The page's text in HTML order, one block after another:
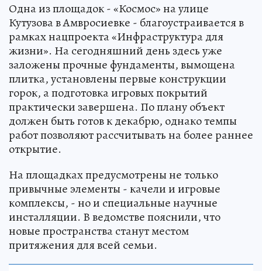
Одна из площадок - «Космос» на улице
Кутузова в Амвросиевке - благоустраивается в
рамках нацпроекта «Инфраструктура для
жизни». На сегодняшний день здесь уже
заложены прочные фундаменты, вымощена
плитка, установлены первые конструкции
горок, а подготовка игровых покрытий
практически завершена. По плану объект
должен быть готов к декабрю, однако темпы
работ позволяют рассчитывать на более раннее
открытие.
На площадках предусмотрены не только
привычные элементы - качели и игровые
комплексы, - но и специальные научные
инсталляции. В ведомстве пояснили, что
новые пространства станут местом
притяжения для всей семьи.